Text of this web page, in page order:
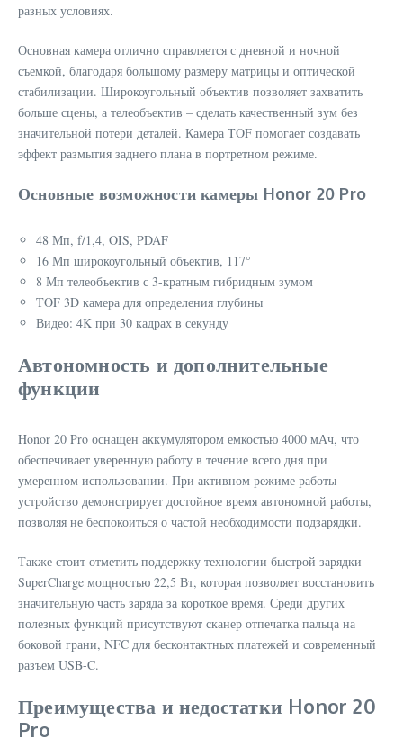
разных условиях.
Основная камера отлично справляется с дневной и ночной
съемкой, благодаря большому размеру матрицы и оптической
стабилизации. Широкоугольный объектив позволяет захватить
больше сцены, а телеобъектив – сделать качественный зум без
значительной потери деталей. Камера TOF помогает создавать
эффект размытия заднего плана в портретном режиме.
Основные возможности камеры Honor 20 Pro
48 Мп, f/1,4, OIS, PDAF
16 Мп широкоугольный объектив, 117°
8 Мп телеобъектив с 3-кратным гибридным зумом
TOF 3D камера для определения глубины
Видео: 4K при 30 кадрах в секунду
Автономность и дополнительные
функции
Honor 20 Pro оснащен аккумулятором емкостью 4000 мАч, что
обеспечивает уверенную работу в течение всего дня при
умеренном использовании. При активном режиме работы
устройство демонстрирует достойное время автономной работы,
позволяя не беспокоиться о частой необходимости подзарядки.
Также стоит отметить поддержку технологии быстрой зарядки
SuperCharge мощностью 22,5 Вт, которая позволяет восстановить
значительную часть заряда за короткое время. Среди других
полезных функций присутствуют сканер отпечатка пальца на
боковой грани, NFC для бесконтактных платежей и современный
разъем USB-C.
Преимущества и недостатки Honor 20
Pro